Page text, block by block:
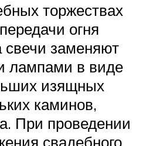
торжествах
огня
свечи заменяют
лампами в виде
изящных
каминов,
При проведении
свадебного